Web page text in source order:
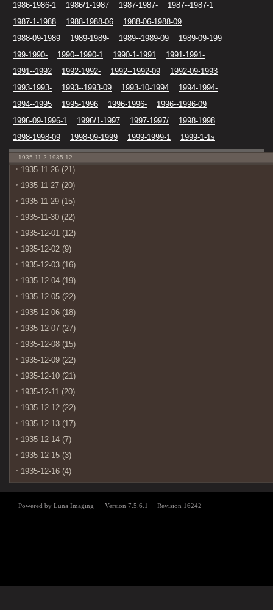
1986-1986-1
1986/1-1987 1987-1987-
1987--1987-1
1987-1-1988
1988-1988-06
1988-06-1988-09
1988-09-1989
1989-1989- 1989--1989-09
1989-09-199
199-1990-
1990--1990-1 1990-1-1991
1991-1991-
1991--1992
1992-1992- 1992--1992-09
1992-09-1993
1993-1993-
1993--1993-09 1993-10-1994
1994-1994-
1994--1995
1995-1996 1996-1996-
1996--1996-09
1996-09-1996-1
1996/1-1997 1997-1997/
1998-1998
1998-1998-09
1998-09-1999 1999-1999-1 1999-1-1s
1935-11-2-1935-12
1935-11-26 (21)
1935-11-27 (20)
1935-11-29 (15)
1935-11-30 (22)
1935-12-01 (12)
1935-12-02 (9)
1935-12-03 (16)
1935-12-04 (19)
1935-12-05 (22)
1935-12-06 (18)
1935-12-07 (27)
1935-12-08 (15)
1935-12-09 (22)
1935-12-10 (21)
1935-12-11 (20)
1935-12-12 (22)
1935-12-13 (17)
1935-12-14 (7)
1935-12-15 (3)
1935-12-16 (4)